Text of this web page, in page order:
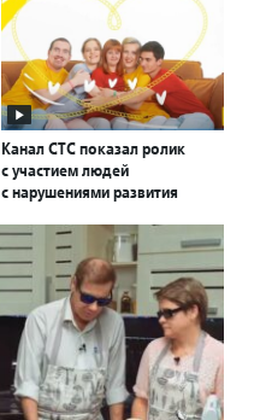
Канал СТС показал ролик
с участием людей
с нарушениями развития